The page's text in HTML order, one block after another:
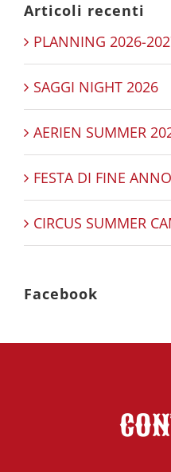
Articoli recenti
PLANNING 2026-
SAGGI NIGHT 2026
AERIEN SUMMER
FESTA DI FINE
CIRCUS SUMMER
Facebook